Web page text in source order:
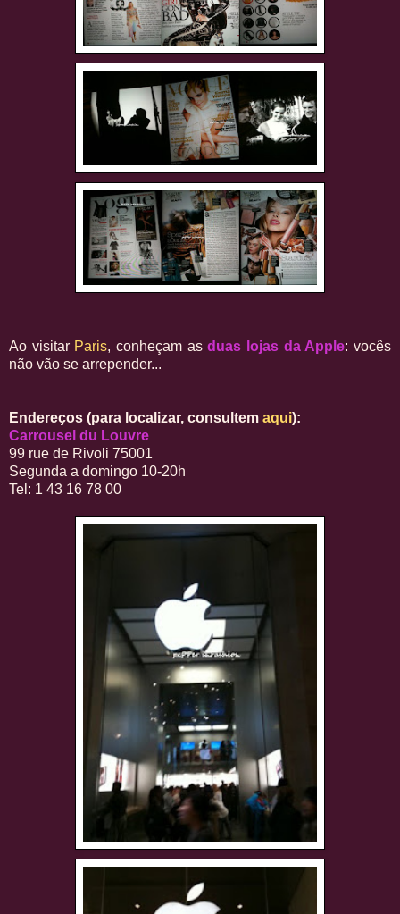
Ao visitar Paris, conheçam asduas lojas da Apple: vocês
não vão se arrepender...
Endereços (para localizar, consultem aqui):
Carrousel du Louvre
99 rue de Rivoli 75001
Segunda a domingo 10-20h
Tel: 1 43 16 78 00